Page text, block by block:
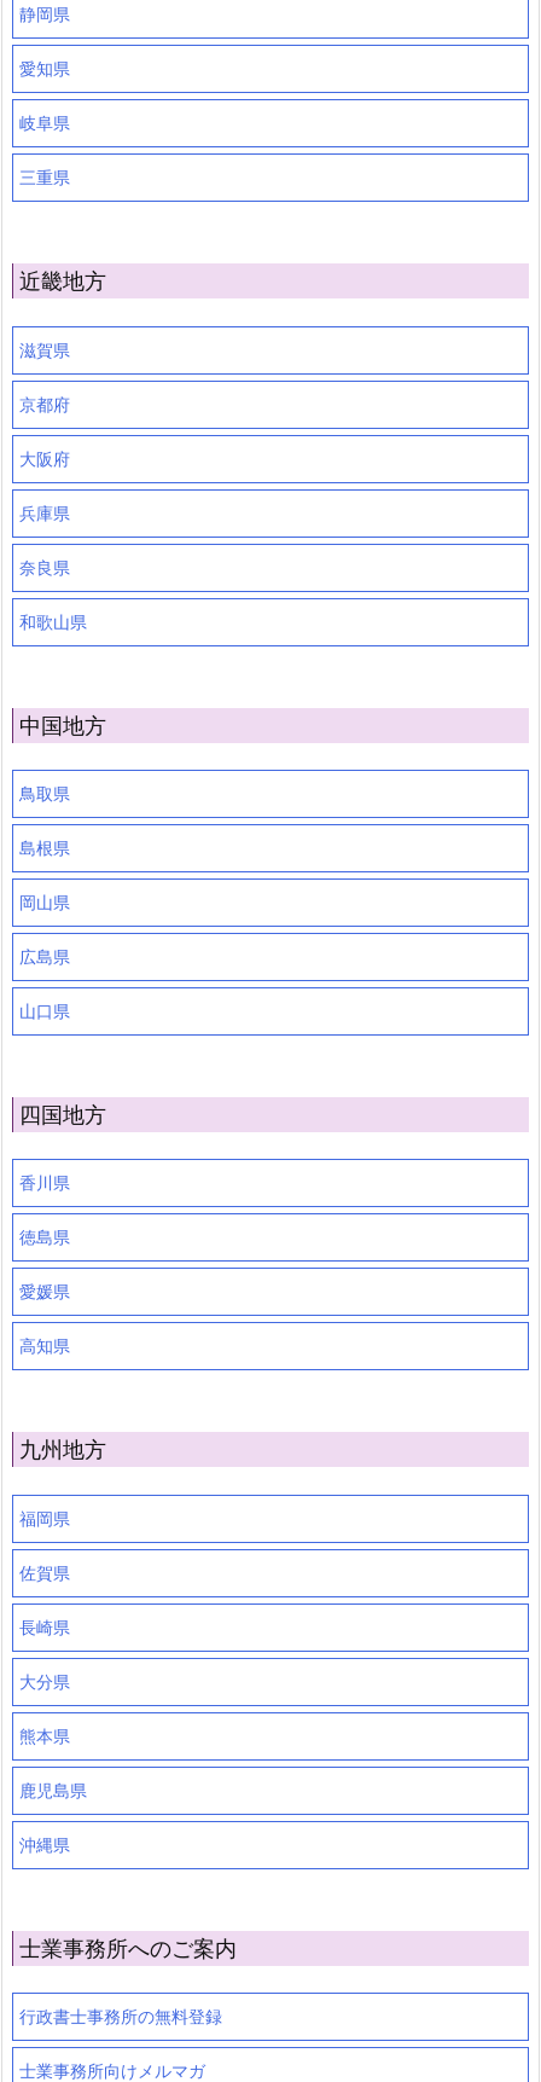
静岡県
愛知県
岐阜県
三重県
近畿地方
滋賀県
京都府
大阪府
兵庫県
奈良県
和歌山県
中国地方
鳥取県
島根県
岡山県
広島県
山口県
四国地方
香川県
徳島県
愛媛県
高知県
九州地方
福岡県
佐賀県
長崎県
大分県
熊本県
鹿児島県
沖縄県
士業事務所へのご案内
行政書士事務所の無料登録
士業事務所向けメルマガ